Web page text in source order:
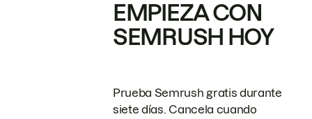
EMPIEZA CON
SEMRUSH HOY
Prueba Semrush gratis durante
siete días. Cancela cuando